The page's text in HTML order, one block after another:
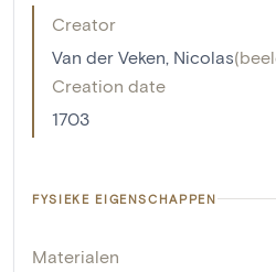
Creator
Van der Veken, Nicolas(
Creation date
1703
FYSIEKE EIGENSCHAPPEN
Materialen